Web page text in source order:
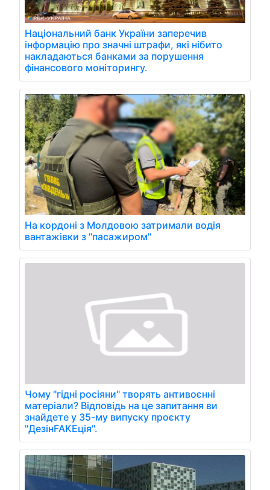
Національний банк України заперечив
інформацію про значні штрафи, які нібито
накладаються банками за порушення
фінансового моніторингу.
На кордоні з Молдовою затримали водія
вантажівки з "пасажиром"
Чому "гідні росіяни" творять антивоєнні
матеріали? Відповідь на це запитання ви
знайдете у 35-му випуску проєкту
"ДезінFAKEція".